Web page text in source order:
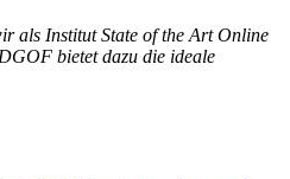
als Institut State of the Art Online
bietet dazu die ideale